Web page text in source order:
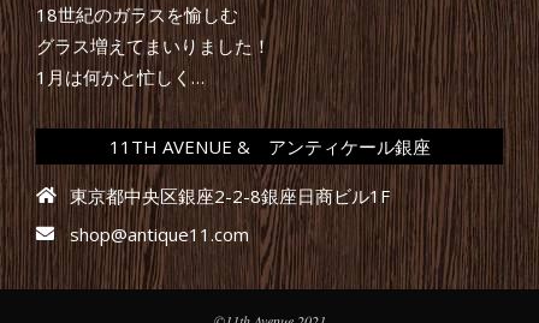
18世紀のガラスを愉しむ
グラス増えてまいりました！
1月は何かと忙しく…
11TH AVENUE & アンティケール銀座
東京都中央区銀座2-2-8銀座日商ビル1F
shop@antique11.com